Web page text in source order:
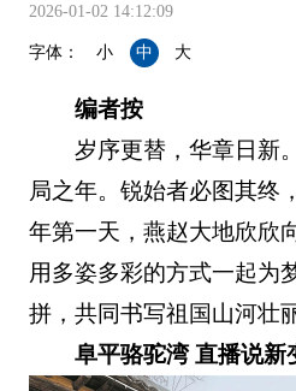
2026-01-02 14:12:09
字体： 小 中 大
编者按
岁序更替，华章日新
局之年。锐始者必图其终
年第一天，燕赵大地欣欣
用多姿多彩的方式一起为
拼，共同书写祖国山河壮
阜平骆驼湾 直播说新